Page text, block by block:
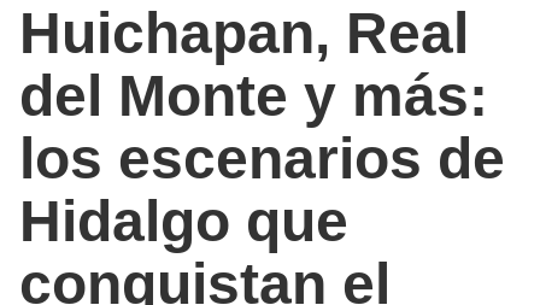
Huichapan, Real
del Monte y más:
los escenarios de
Hidalgo que
conquistan el